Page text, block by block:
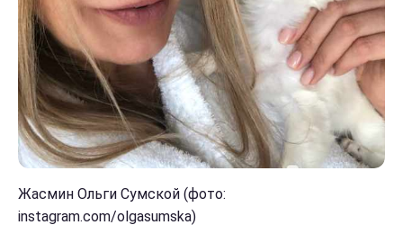
Жасмин Ольги Сумской (фото:
instagram.com/olgasumska)